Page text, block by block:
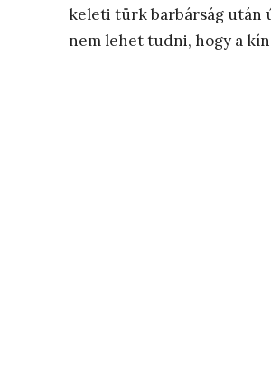
keleti türk barbárság után
nem lehet tudni, hogy a